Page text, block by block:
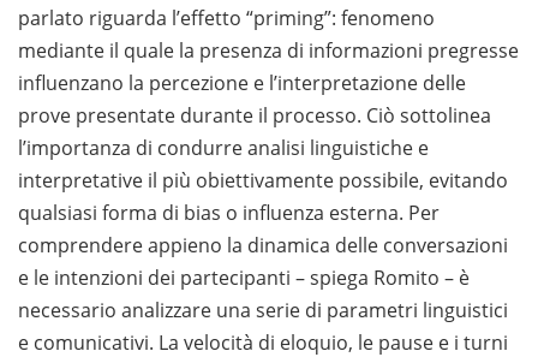
parlato riguarda l’effetto “priming”: fenomeno
mediante il quale la presenza di informazioni pregresse
influenzano la percezione e l’interpretazione delle
prove presentate durante il processo. Ciò sottolinea
l’importanza di condurre analisi linguistiche e
interpretative il più obiettivamente possibile, evitando
qualsiasi forma di bias o influenza esterna. Per
comprendere appieno la dinamica delle conversazioni
e le intenzioni dei partecipanti – spiega Romito – è
necessario analizzare una serie di parametri linguistici
e comunicativi. La velocità di eloquio, le pause e i turni